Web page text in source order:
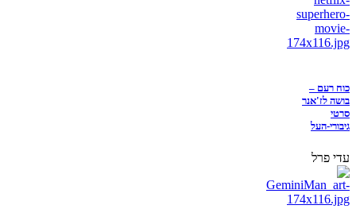
כוח רעם –
בושה לז'אנר
סרטי
גיבורי-העל
עדי פרל